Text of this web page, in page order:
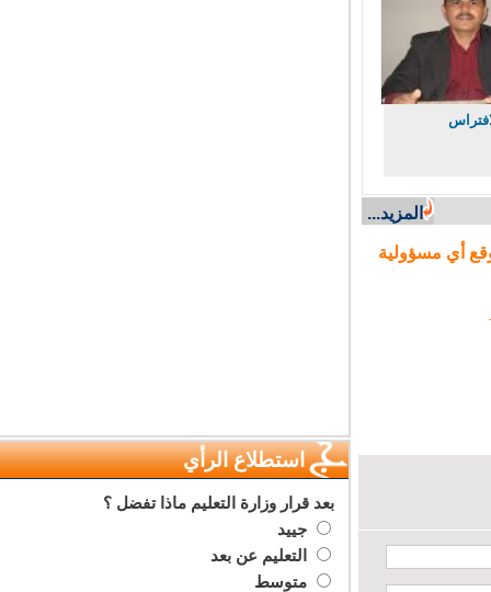
المزيد...
أي مسؤولية
استطلاع الرأي
بعد قرار وزارة التعليم ماذا تفضل ؟
جييد
التعليم عن بعد
متوسط